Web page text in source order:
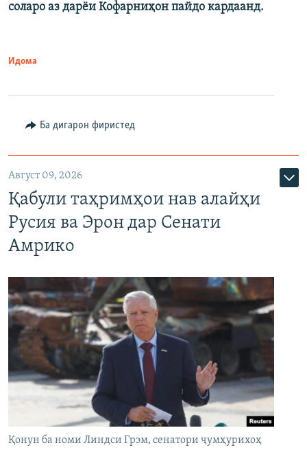
соларо аз дарёи Кофарниҳон пайдо кардаанд.
Идома
Ба дигарон фиристед
Август 09, 2026
Қабули таҳримҳои нав алайҳи
Русия ва Эрон дар Сенати
Амрико
Қонун ба номи Линдси Грэм, сенатори ҷумҳурихоҳ